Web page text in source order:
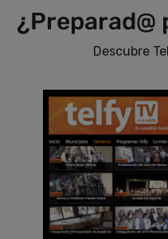
¿Preparad@
Descubre